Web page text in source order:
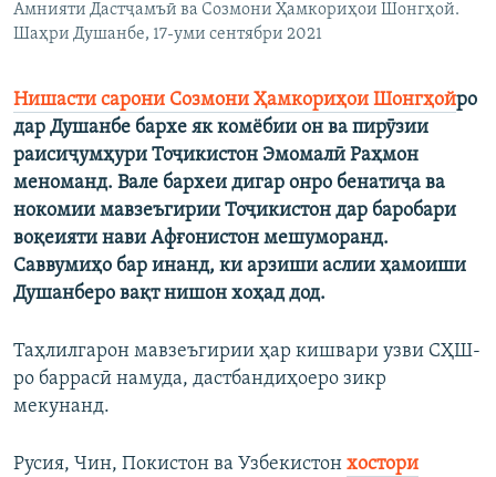
Амнияти Дастҷамъӣ ва Созмони Ҳамкориҳои Шонгҳой.
Шаҳри Душанбе, 17-уми сентябри 2021
Нишасти сарони Созмони Ҳамкориҳои Шонгҳойро
дар Душанбе бархе як комёбии он ва пирӯзии
раисиҷумҳури Тоҷикистон Эмомалӣ Раҳмон
меноманд. Вале бархеи дигар онро бенатиҷа ва
нокомии мавзеъгирии Тоҷикистон дар баробари
воқеияти нави Афғонистон мешуморанд.
Саввумиҳо бар инанд, ки арзиши аслии ҳамоиши
Душанберо вақт нишон хоҳад дод.
Таҳлилгарон мавзеъгирии ҳар кишвари узви СҲШ-
ро баррасӣ намуда, дастбандиҳоеро зикр
мекунанд.
Русия, Чин, Покистон ва Узбекистон хостори